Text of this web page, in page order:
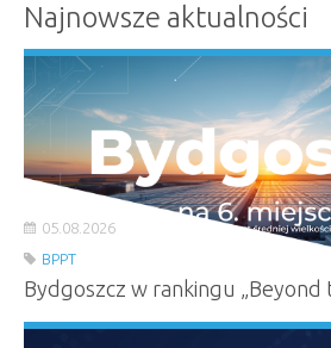
Najnowsze aktualności
05.08.2026
BPPT
Bydgoszcz w rankingu „Beyond